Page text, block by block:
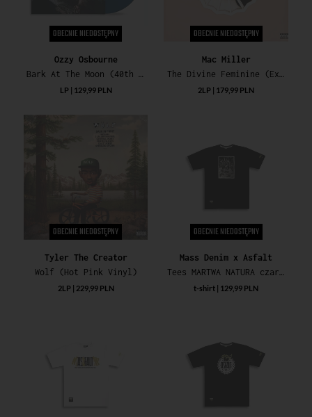
OBECNIE NIEDOSTĘPNY
Ozzy Osbourne
Bark At The Moon (40th Anniversary) (Blue Vinyl) (RSD Essential)
LP | 129,99 PLN
OBECNIE NIEDOSTĘPNY
Mac Miller
The Divine Feminine (Exclusive Blueberry Vinyl)
2LP | 179,99 PLN
OBECNIE NIEDOSTĘPNY
Tyler The Creator
Wolf (Hot Pink Vinyl)
2LP | 229,99 PLN
OBECNIE NIEDOSTĘPNY
Mass Denim x Asfalt
Tees MARTWA NATURA czarny
t-shirt | 129,99 PLN